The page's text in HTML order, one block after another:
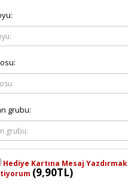
grubu:
Hediye Kartına Mesaj Yazdırmak
(9,90TL)